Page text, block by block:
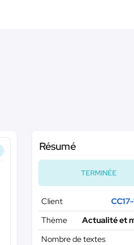
Résumé
TERMINÉE
Client
Thème
Actualité et
Nombre de textes